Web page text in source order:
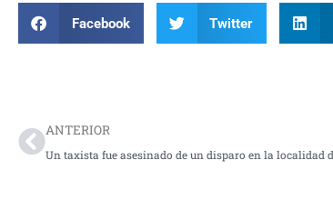
Facebook Twitter
ANTERIOR